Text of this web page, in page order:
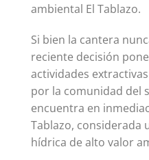
ambiental El Tablazo.
Si bien la cantera
reciente decisión
actividades
por la comunidad del
encuentra en
Tablazo, considerada
hídrica de alto valor